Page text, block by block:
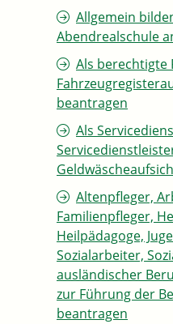
Allgemein
Abendrealschule
Als berechtigte
beantragen
Als
Altenpfleger,
Familienpfleger,
Heilpädagoge,
Sozialarbeiter,
ausländischer
zur Führung der
beantragen